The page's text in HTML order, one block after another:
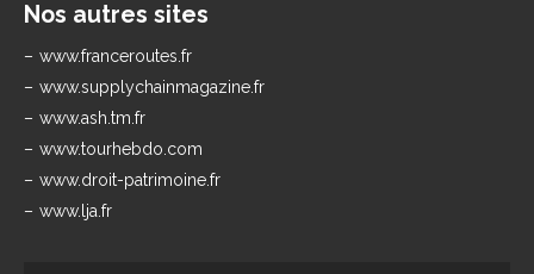
Nos autres sites
www.franceroutes.fr
www.supplychainmagazine.fr
www.ash.tm.fr
www.tourhebdo.com
www.droit-patrimoine.fr
www.lja.fr